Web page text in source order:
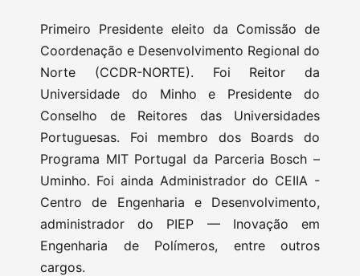
Primeiro Presidente eleito da Comissão de
Coordenação e Desenvolvimento Regional do
Norte (CCDR-NORTE). Foi Reitor da
Universidade do Minho e Presidente do
Conselho de Reitores das Universidades
Portuguesas. Foi membro dos Boards do
Programa MIT Portugal da Parceria Bosch –
Uminho. Foi ainda Administrador do CEIIA -
Centro de Engenharia e Desenvolvimento,
administrador do PIEP — Inovação em
Engenharia de Polímeros, entre outros
cargos.